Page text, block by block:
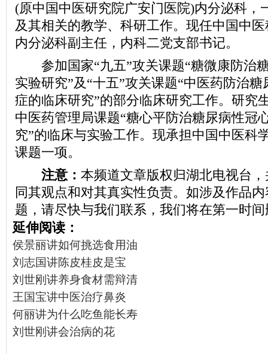
(原中国中医研究院广安门医院)内分泌科，
及其相关的教学、科研工作。现任中国中
内分泌科副主任，内科二党支部书记。
参加国家“九五”攻关课题“糖微康防治
实验研究”及“十五”攻关课题“中医药防治
症的临床研究”的部分临床研究工作。研究
中医药管理局课题“糖心平防治糖尿病性冠
究”的临床与实验工作。现承担中国中医科
课题一项。
注意： 本频道文章版权归湖北电视台
同其观点和对其真实性负责。如涉及作品
题，请尽快与我们联系，我们将在第一时
延伸阅读：
侯景丽讲如何挑选食用油
刘志国讲陈皮桂皮是宝
刘世刚讲养身食材需辩清
王国宝讲中医治疗鼻炎
何丽讲为什么吃鱼能长寿
刘世刚讲会治病的花